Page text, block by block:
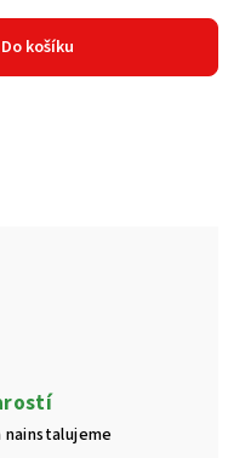
Do košíku